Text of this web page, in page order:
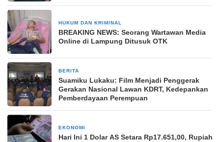
HUKUM DAN KRIMINAL
BREAKING NEWS: Seorang Wartawan Media
Online di Lampung Ditusuk OTK
BERITA
Suamiku Lukaku: Film Menjadi Penggerak
Gerakan Nasional Lawan KDRT, Kedepankan
Pemberdayaan Perempuan
EKONOMI
Hari Ini 1 Dolar AS Setara Rp17.651,00, Rupiah